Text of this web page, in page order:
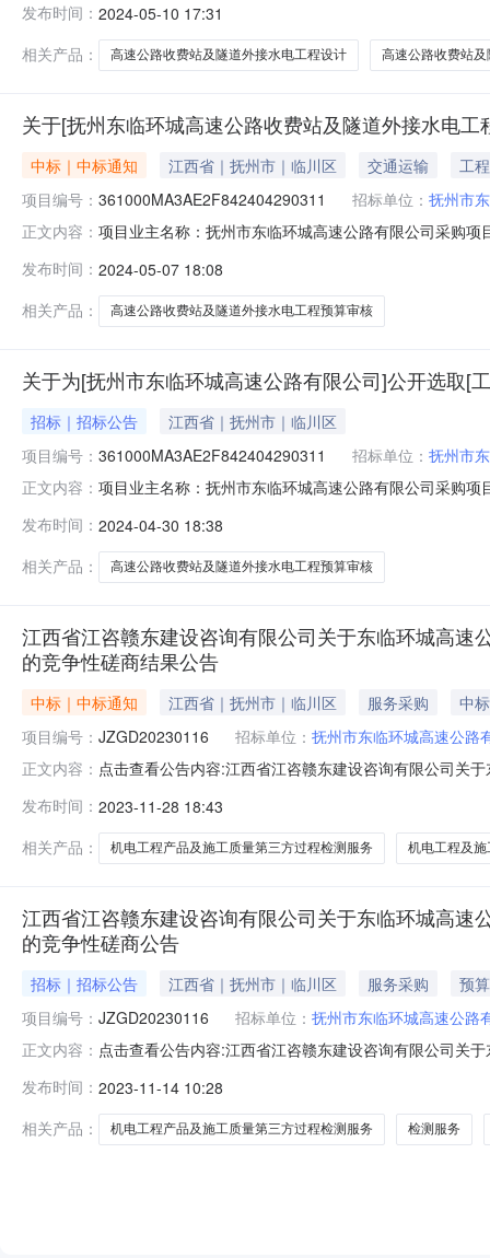
按照《工程勘察设计收费标准》（2002年修订版）计算
发布时间： 2024-05-10 17:31
相关产品：
高速公路收费站及隧道外接水电工程设计 高速公路收费站
关于[抚州东临环城高速公路收费站及隧道外接水电
中标｜中标通知 江西省｜抚州市｜临川区 交通运输
工程
项目编号： 361000MA3AE2F842404290311 招标单位： 抚州市
正文内容： 项目业主名称：抚州市东临环城高速公路有限公司采购
项目规模：投资额（￥8917561.13元）金额说明：按照
发布时间： 2024-05-07 18:08
相关产品：
高速公路收费站及隧道外接水电工程预算审核
关于为[抚州市东临环城高速公路有限公司]公开选取[
招标｜招标公告
江西省｜抚州市｜临川区
项目编号： 361000MA3AE2F842404290311 招标单位： 抚州市
正文内容： 项目业主名称：抚州市东临环城高速公路有限公司采购
定金额说明：按照赣价协9号文的50%计取，（
发布时间： 2024-04-30 18:38
相关产品：
高速公路收费站及隧道外接水电工程预算审核
江西省江咨赣东建设咨询有限公司关于东临环城高
的竞争性磋商结果公告
中标｜中标通知 江西省｜抚州市｜临川区 服务采购
中
项目编号： JZGD20230116 招标单位： 抚州市东临环城高速公路
正文内容： 点击查看公告内容:江西省江咨赣东建设咨询有限公司关
供应商名称：中咨公路养护检测技术有限公司供应商联
交）金
发布时间： 2023-11-28 18:43
相关产品：
机电工程产品及施工质量第三方过程检测服务 机电工程及
江西省江咨赣东建设咨询有限公司关于东临环城高
的竞争性磋商公告
招标｜招标公告 江西省｜抚州市｜临川区 服务采购
预
项目编号： JZGD20230116 招标单位： 抚州市东临环城高速公路
正文内容： 点击查看公告内容:江西省江咨赣东建设咨询有限公司关
性磋商公告江西省江咨赣东建设咨询有限公司受抚州市
速公路机电工程产品及施
发布时间： 2023-11-14 10:28
相关产品：
机电工程产品及施工质量第三方过程检测服务 检测服务